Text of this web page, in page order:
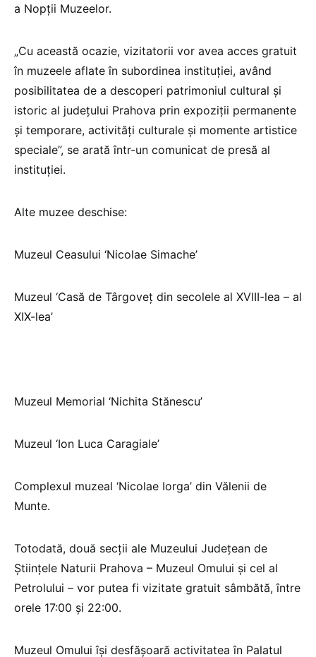
a Nopții Muzeelor.
„Cu această ocazie, vizitatorii vor avea acces gratuit
în muzeele aflate în subordinea instituției, având
posibilitatea de a descoperi patrimoniul cultural și
istoric al județului Prahova prin expoziții permanente
și temporare, activități culturale și momente artistice
speciale”, se arată într-un comunicat de presă al
instituției.
Alte muzee deschise:
Muzeul Ceasului ‘Nicolae Simache’
Muzeul ‘Casă de Târgoveț din secolele al XVIII-lea – al
XIX-lea’
Muzeul Memorial ‘Nichita Stănescu’
Muzeul ‘Ion Luca Caragiale’
Complexul muzeal ‘Nicolae Iorga’ din Vălenii de
Munte.
Totodată, două secții ale Muzeului Județean de
Științele Naturii Prahova – Muzeul Omului și cel al
Petrolului – vor putea fi vizitate gratuit sâmbătă, între
orele 17:00 și 22:00.
Muzeul Omului își desfășoară activitatea în Palatul